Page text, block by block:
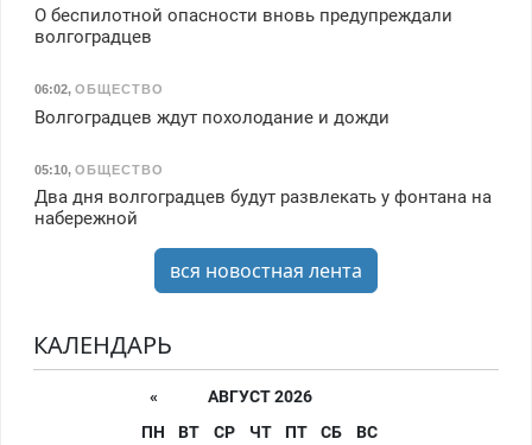
О беспилотной опасности вновь предупреждали
волгоградцев
06:02, ОБЩЕСТВО
Волгоградцев ждут похолодание и дожди
05:10, ОБЩЕСТВО
Два дня волгоградцев будут развлекать у фонтана на
набережной
вся новостная лента
КАЛЕНДАРЬ
«
АВГУСТ 2026
ПН
ВТ СР ЧТ ПТ СБ
ВС